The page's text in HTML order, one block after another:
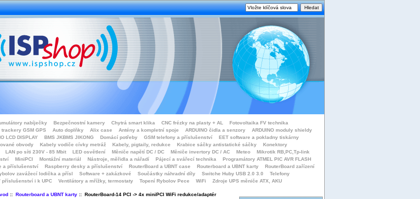
nabíječky Bezpečnostní kamery Chytrá smart klika CNC frézky na plasty + AL
Fotovoltaika FV technika
GSM GPS Auto doplňky Alix case Antény a kompletní spoje ARDUINO čidla a senzory
ARDUINO moduly shieldy
LCD DISPLAY BMS JKBMS JIKONG Domácí potřeby GSM telefony a příslušenství
EET software a pokladny tiskárny
obvody Kabely vodiče cívky metráž Kabely, pigtaily, redukce Krabice sáčky antistatické sáčky
Konektory
LAN po síti 230V - 85 Mbit LED osvětlení Měniče napětí DC / DC Měniče invertory DC / AC Meteo
Mikrotik RB,PC,Tp-link
MiniPCI Montážní materiál Nástroje, měřidla a nářadí Pájecí a svářecí technika
Programátory ATMEL PIC AVR FLASH
a příslušenství Raspberry desky a příslušenství RouterBoard a UBNT case Routerboard a UBNT karty
RouterBoard zařízení
zavážecí lodička a přísl Software + zakázkové Součástky náhradní díly Switche Huby USB 2.0 3.0
Telefony
příslušenství i k UPC Ventilátory a mřížky, termostaty Topení Rybolov Pece WiFi Zdroje UPS měniče ATX, AKU
:: Routerboard a UBNT karty:: RouterBoard-14 PCI -> 4x miniPCI WiFi redukce/adaptér